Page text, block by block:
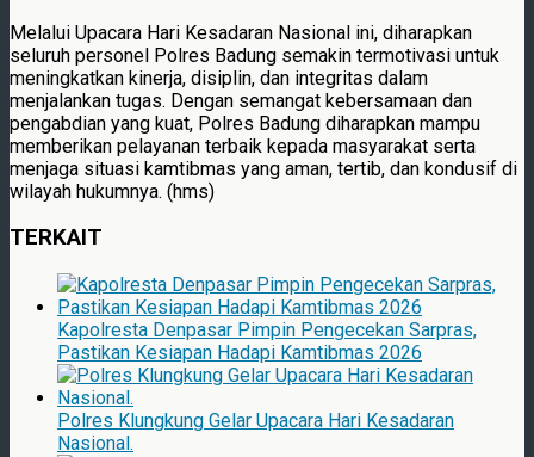
Melalui Upacara Hari Kesadaran Nasional ini, diharapkan
seluruh personel Polres Badung semakin termotivasi untuk
meningkatkan kinerja, disiplin, dan integritas dalam
menjalankan tugas. Dengan semangat kebersamaan dan
pengabdian yang kuat, Polres Badung diharapkan mampu
memberikan pelayanan terbaik kepada masyarakat serta
menjaga situasi kamtibmas yang aman, tertib, dan kondusif di
wilayah hukumnya. (hms)
TERKAIT
Kapolresta Denpasar Pimpin Pengecekan Sarpras,
Pastikan Kesiapan Hadapi Kamtibmas 2026
Polres Klungkung Gelar Upacara Hari Kesadaran
Nasional.